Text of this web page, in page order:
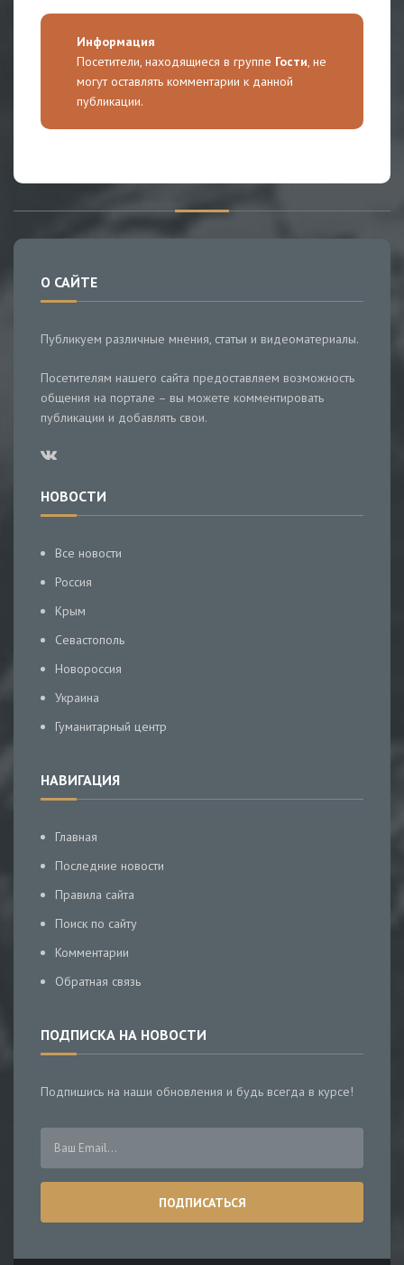
Информация
Посетители, находящиеся в группе Гости, не
могут оставлять комментарии к данной
публикации.
О САЙТЕ
Публикуем различные мнения, статьи и видеоматериалы.
Посетителям нашего сайта предоставляем возможность
общения на портале – вы можете комментировать
публикации и добавлять свои.
НОВОСТИ
Все новости
Россия
Крым
Севастополь
Новороссия
Украина
Гуманитарный центр
НАВИГАЦИЯ
Главная
Последние новости
Правила сайта
Поиск по сайту
Комментарии
Обратная связь
ПОДПИСКА НА НОВОСТИ
Подпишись на наши обновления и будь всегда в курсе!